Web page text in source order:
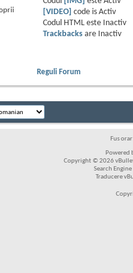
[VIDEO] code is Activ
Codul HTML este
Inactiv
Trackbacksare
Inactiv
Reguli Forum
Fus
Powered
Copyright © 2026
Search
Traducere